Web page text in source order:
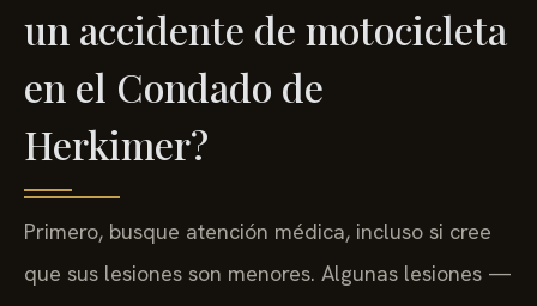
un accidente de motocicleta
en el Condado de
Herkimer?
Primero, busque atención médica, incluso si cree
que sus lesiones son menores. Algunas lesiones —